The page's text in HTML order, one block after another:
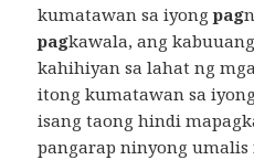
kumatawan sa iyongpag
pagkawala, ang
kahihiyan sa lahat ng
itong kumatawan sa
isang taong hindi
pangarap ninyong